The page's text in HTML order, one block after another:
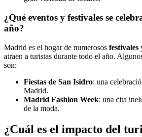
¿Qué eventos y festivales se
año?
Madrid es el hogar de numerosos festivales
atraen a turistas durante todo el año.
son:
Fiestas de San Isidro: una
Madrid.
Madrid Fashion Week: una cita
de la moda.
¿Cuál es el impacto del